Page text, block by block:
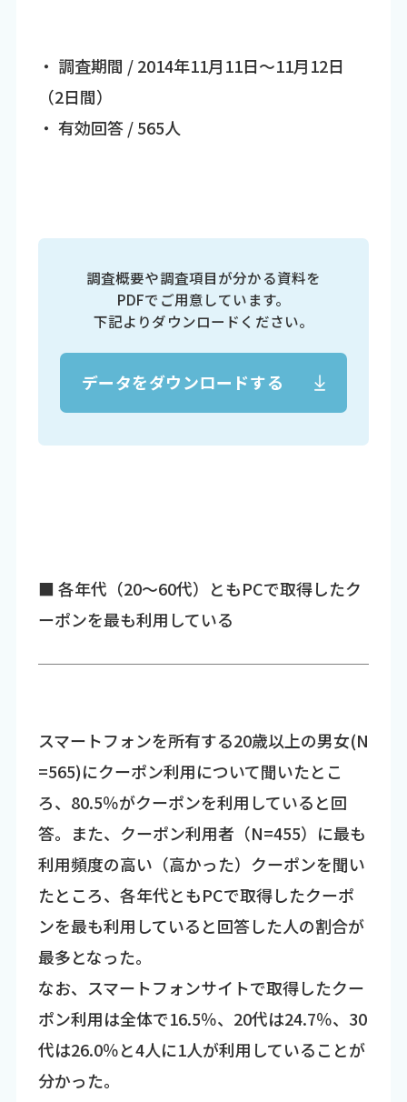
・ 調査期間 / 2014年11月11日～11月12日
（2日間）
・ 有効回答 / 565人
調査概要や調査項目が分かる資料を
PDFでご用意しています。
下記よりダウンロードください。
データをダウンロードする
■ 各年代（20～60代）ともPCで取得したク
ーポンを最も利用している
スマートフォンを所有する20歳以上の男女(N
=565)にクーポン利用について聞いたとこ
ろ、80.5％がクーポンを利用していると回
答。また、クーポン利用者（N=455）に最も
利用頻度の高い（高かった）クーポンを聞い
たところ、各年代ともPCで取得したクーポ
ンを最も利用していると回答した人の割合が
最多となった。
なお、スマートフォンサイトで取得したクー
ポン利用は全体で16.5％、20代は24.7％、30
代は26.0％と4人に1人が利用していることが
分かった。